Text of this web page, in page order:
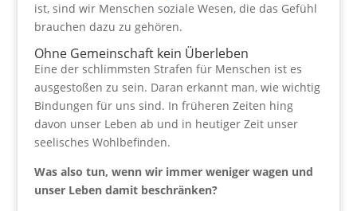
ist, sind wir Menschen soziale Wesen, die das Gefühl
brauchen dazu zu gehören.
Ohne Gemeinschaft kein Überleben
Eine der schlimmsten Strafen für Menschen ist es
ausgestoßen zu sein. Daran erkannt man, wie wichtig
Bindungen für uns sind. In früheren Zeiten hing
davon unser Leben ab und in heutiger Zeit unser
seelisches Wohlbefinden.
Was also tun, wenn wir immer weniger wagen und
unser Leben damit beschränken?